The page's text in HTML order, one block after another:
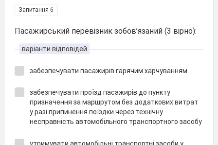
Запитання 6
Пасажирський перевізник зобов’язаний (3 вірно):
варіанти відповідей
забезпечувати пасажирів гарячим харчуванням
забезпечувати проїзд пасажирів до пункту
призначення за маршрутом без додаткових витрат
у разі припинення поїздки через технічну
несправність автомобільного транспортного засобу
утримувати автомобільні транспортні засоби у